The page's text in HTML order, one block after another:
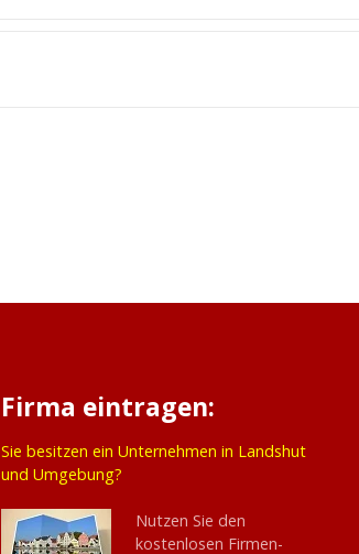
Firma eintragen:
Sie besitzen ein Unternehmen in Landshut
und Umgebung?
Nutzen Sie den
kostenlosen Firmen-